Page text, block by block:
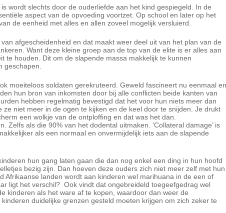
wordt slechts door de ouderliefde aan het kind gespiegeld. In de
aspect van de opvoeding voortzet. Op school en later op het
de eenheid met alles en allen zoveel mogelijk versluierd.
afgescheidenheid en dat maakt weer deel uit van het plan van de
Want deze kleine groep aan de top van de elite is er alles aan
te houden. Dit om de slapende massa makkelijk te kunnen
geschapen.
moeiteloos soldaten gerekruteerd. Geweld fascineert nu eenmaal
hun bron van inkomsten door bij alle conflicten beide kanten van
hebben regelmatig bevestigd dat het voor hun niets meer dan
niet meer in de ogen te kijken en de keel door te snijden. Je drukt
een wolkje van de ontploffing en dat was het dan.
Zelfs als die 90% van het dodental uitmaken. ‘Collateral damage’ is
als een normaal en onvermijdelijk iets aan de slapende
hun gang laten gaan die dan nog enkel een ding in hun hoofd
bezig zijn. Dan hoeven deze ouders zich niet meer zelf met hun
Afrikaanse landen wordt aan kinderen wel marihuana in de een of
ligt het verschil? Ook vindt dat ongebreideld toegeefgedrag wel
kinderen als het ware af te kopen, waardoor dan weer de
duidelijke grenzen gesteld moeten krijgen om zich zeker te